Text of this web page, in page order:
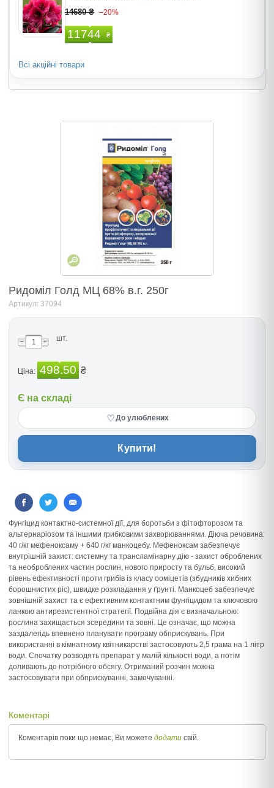
14680 ₴ –20%
11744 ₴
Всі акційні товари
Ридомiл Голд МЦ 68% в.г. 250г
Артикул: 37094
шт.
Ціна: 498.50 ₴
Є на складі
♡До улюблених
Купити!
Фунгіцид контактно-системної дії, для боротьби з фітофторозом та
альтернаріозом та іншими грибковими захворюваннями. Діюча речовина:
40 г/кг мефеноксаму + 640 г/кг манкоцебу. Мефеноксам забезпечує
внутрішній захист: системну та трансламінарну дію - захист оброблених
та необроблених частин рослин, нового приросту та бульб, високий
рівень ефективності проти грибів із класу ооміцетів (збудників хибних
борошнистих ріс), швидке розкладання у ґрунті. Манкоцеб забезпечує
зовнішній захист та є ефективним контактним фунгіцидом та ключовою
ланкою антирезистентної стратегії. Подвійна дія є визначальною:
рослина захищається зсередини та зовні. Це означає, що можна
заздалегідь впевнено планувати програму обприскувань. При
використанні в кімнатному квітникарстві застосовують 2,5 грама на 1 літр
води. Спочатку розводять препарат у малій кількості води, а потім
доливають до потрібного обсягу. Отриманий розчин можна
застосовувати при обприскуванні, замочуванні.
Коментарі
Коментарів поки що немає, Ви можете додати свій.